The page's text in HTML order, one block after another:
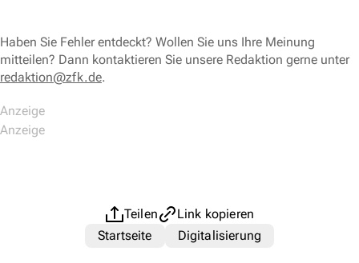
Haben Sie Fehler entdeckt? Wollen Sie uns Ihre Meinung
mitteilen? Dann kontaktieren Sie unsere Redaktion gerne unter
redaktion@zfk.de.
Teilen
Link kopieren
Startseite
Digitalisierung